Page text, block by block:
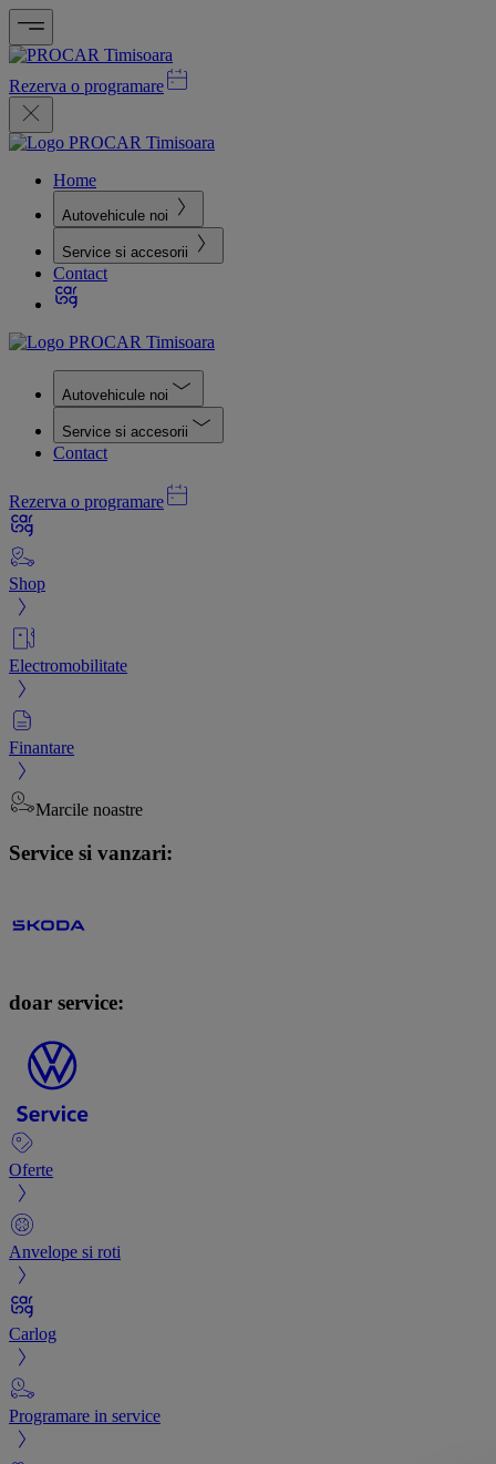
Rezerva o programare
Home
Autovehicule noi
Service si accesorii
Contact
Autovehicule noi
Service si accesorii
Contact
Rezerva o programare
Shop
Electromobilitate
Finantare
Marcile noastre
Service si vanzari:
doar service:
Oferte
Anvelope si roti
Carlog
Programare in service